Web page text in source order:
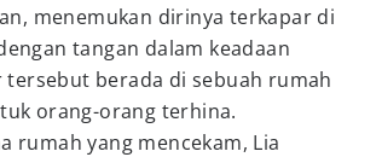
menemukan dirinya terkapar di
tangan dalam keadaan
tersebut berada di sebuah rumah
orang-orang terhina.
rumah yang mencekam, Lia